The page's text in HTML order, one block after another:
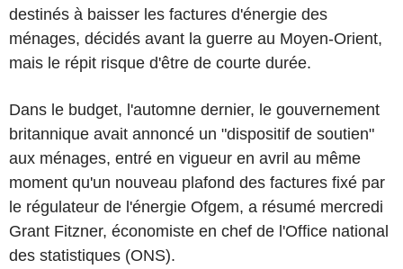
destinés à baisser les factures d'énergie des
ménages, décidés avant la guerre au Moyen-Orient,
mais le répit risque d'être de courte durée.
Dans le budget, l'automne dernier, le gouvernement
britannique avait annoncé un "dispositif de soutien"
aux ménages, entré en vigueur en avril au même
moment qu'un nouveau plafond des factures fixé par
le régulateur de l'énergie Ofgem, a résumé mercredi
Grant Fitzner, économiste en chef de l'Office national
des statistiques (ONS).